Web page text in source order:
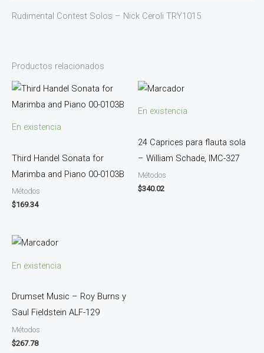
Rudimental Contest Solos – Nick Ceroli TRY1015
Productos relacionados
En existencia
Third Handel Sonata for
Marimba and Piano 00-0103B
Métodos
$169.34
En existencia
24 Caprices para flauta sola
– William Schade, IMC-327
Métodos
$340.02
En existencia
Drumset Music – Roy Burns y
Saul Fieldstein ALF-129
Métodos
$267.78